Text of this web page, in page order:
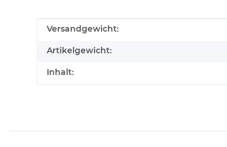
Produkteigenschaft
Wert
Versandgewicht:
Artikelgewicht:
Inhalt: